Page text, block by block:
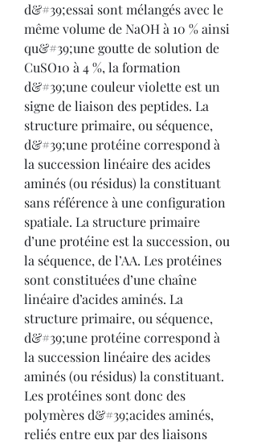
d&#39;essai sont mélangés avec le
même volume de NaOH à 10 % ainsi
qu&#39;une goutte de solution de
CuSO10 à 4 %, la formation
d&#39;une couleur violette est un
signe de liaison des peptides. La
structure primaire, ou séquence,
d&#39;une protéine correspond à
la succession linéaire des acides
aminés (ou résidus) la constituant
sans référence à une configuration
spatiale. La structure primaire
d’une protéine est la succession, ou
la séquence, de l’AA. Les protéines
sont constituées d’une chaîne
linéaire d’acides aminés. La
structure primaire, ou séquence,
d&#39;une protéine correspond à
la succession linéaire des acides
aminés (ou résidus) la constituant.
Les protéines sont donc des
polymères d&#39;acides aminés,
reliés entre eux par des liaisons